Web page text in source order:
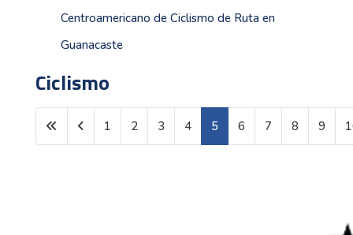
Centroamericano de Ciclismo de Ruta en
Guanacaste
Ciclismo
Página 5 de 33
1 2 3 4 5 6 7 8 9